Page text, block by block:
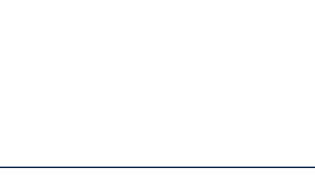
1位：吉野路 大塔（五條市）／31票